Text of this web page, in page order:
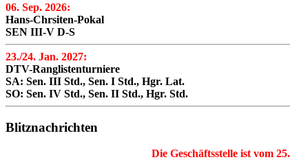
06. Sep. 2026:
Hans-Chrsiten-Pokal
SEN III-V D-S
23./24. Jan. 2027:
DTV-Ranglistenturniere
SA: Sen. III Std., Sen. I Std., Hgr. Lat.
SO: Sen. IV Std., Sen. II Std., Hgr. Std.
Blitznachrichten
Die Geschäftsstelle ist vom